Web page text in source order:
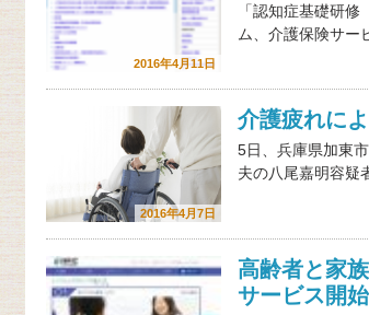
2016年4月11日
「認知症基礎研
ム、介護保険サー
2016年4月7日
介護疲れに
5日、兵庫県加東
夫の八尾嘉明容疑
高齢者と家
サービス開始